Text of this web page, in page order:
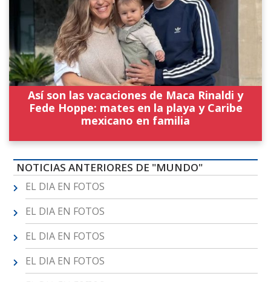
Así son las vacaciones de Maca Rinaldi y
Fede Hoppe: mates en la playa y Caribe
mexicano en familia
NOTICIAS ANTERIORES DE "MUNDO"
EL DIA EN FOTOS
EL DIA EN FOTOS
EL DIA EN FOTOS
EL DIA EN FOTOS